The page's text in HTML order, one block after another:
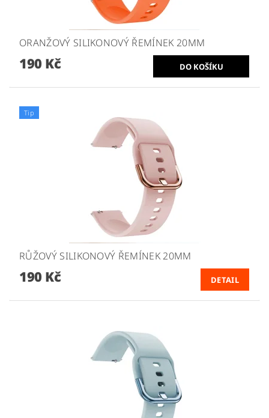
ORANŽOVÝ SILIKONOVÝ ŘEMÍNEK 20MM
190 Kč
Tip
RŮŽOVÝ SILIKONOVÝ ŘEMÍNEK 20MM
190 Kč DETAIL